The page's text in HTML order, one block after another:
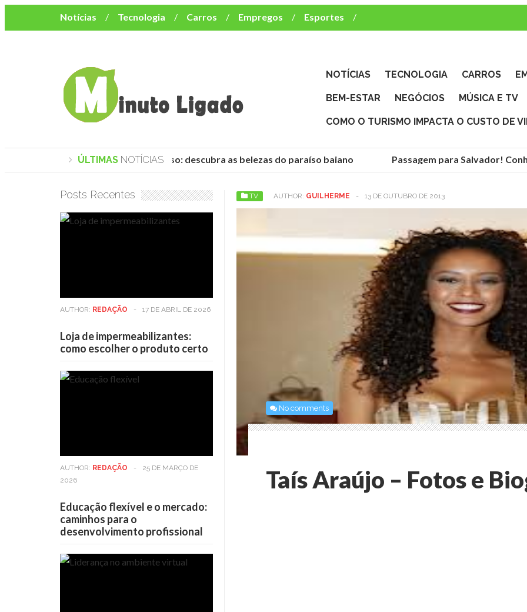
Notícias Tecnologia Carros Empregos
Esportes
Mulher
Bem-Estar Negócios
Música e TV
NOTÍCIAS TECNOLOGIA CARROS
BEM-ESTAR NEGÓCIOS MÚSICA E TV
COMO O TURISMO IMPACTA O CUSTO DE
ÚLTIMAS NOTÍCIAS
Praias de Trancoso: descubra as belezas do paraíso baiano Passagem para Salvador!
TV AUTHOR: GUILHERME - 13 DE OUTUBRO DE 2013
No comments
Taís Araújo – Fotos e
Posts Recentes
AUTHOR: REDAÇÃO - 17 DE ABRIL DE 2026
Loja de impermeabilizantes:
como escolher o produto certo
AUTHOR: REDAÇÃO -
25 DE MARÇO DE
2026
Educação flexível e o mercado:
caminhos para o
desenvolvimento profissional